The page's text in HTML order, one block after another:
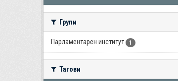
Групи
Парламентарен институт 1
Тагови